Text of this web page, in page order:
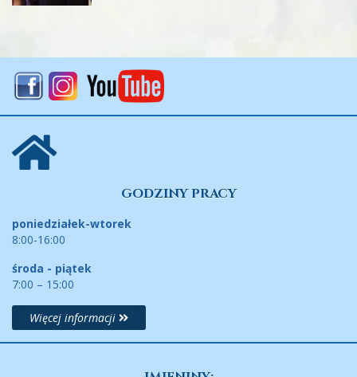
GODZINY PRACY
poniedziałek-wtorek
8:00-16:00
środa - piątek
7:00 – 15:00
Więcej informacji